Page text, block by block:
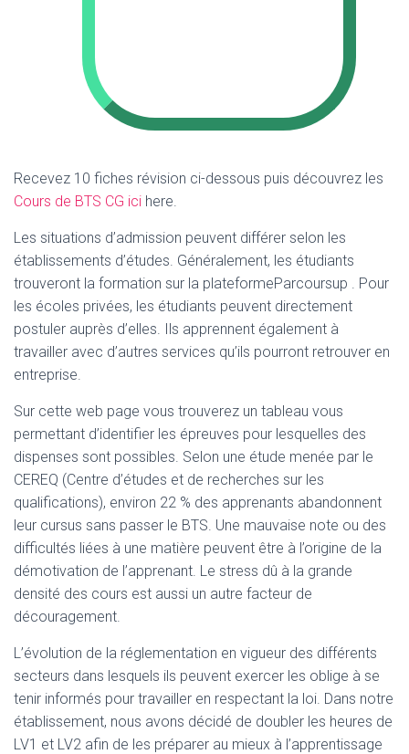
Recevez 10 fiches révision ci-dessous puis découvrez les
Cours de BTS CG ici here.
Les situations d’admission peuvent différer selon les
établissements d’études. Généralement, les étudiants
trouveront la formation sur la plateformeParcoursup . Pour
les écoles privées, les étudiants peuvent directement
postuler auprès d’elles. Ils apprennent également à
travailler avec d’autres services qu’ils pourront retrouver en
entreprise.
Sur cette web page vous trouverez un tableau vous
permettant d’identifier les épreuves pour lesquelles des
dispenses sont possibles. Selon une étude menée par le
CEREQ (Centre d’études et de recherches sur les
qualifications), environ 22 % des apprenants abandonnent
leur cursus sans passer le BTS. Une mauvaise note ou des
difficultés liées à une matière peuvent être à l’origine de la
démotivation de l’apprenant. Le stress dû à la grande
densité des cours est aussi un autre facteur de
découragement.
L’évolution de la réglementation en vigueur des différents
secteurs dans lesquels ils peuvent exercer les oblige à se
tenir informés pour travailler en respectant la loi. Dans notre
établissement, nous avons décidé de doubler les heures de
LV1 et LV2 afin de les préparer au mieux à l’apprentissage